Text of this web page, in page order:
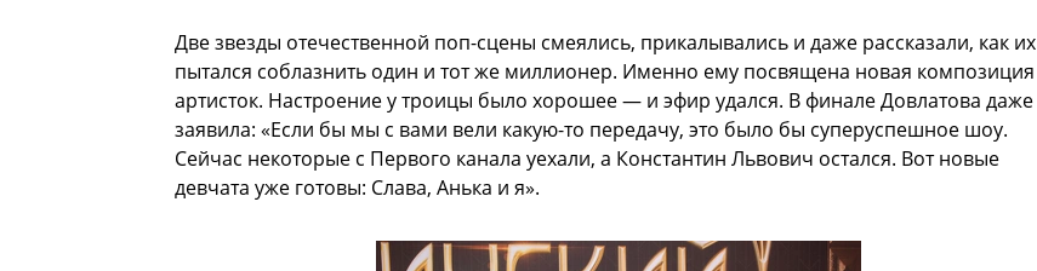
Две звезды отечественной поп-сцены смеялись, прикалывались и даже рассказали, как их
пытался соблазнить один и тот же миллионер. Именно ему посвящена новая композиция
артисток. Настроение у троицы было хорошее — и эфир удался. В финале Довлатова даже
заявила: «Если бы мы с вами вели какую-то передачу, это было бы суперуспешное шоу.
Сейчас некоторые с Первого канала уехали, а Константин Львович остался. Вот новые
девчата уже готовы: Слава, Анька и я».